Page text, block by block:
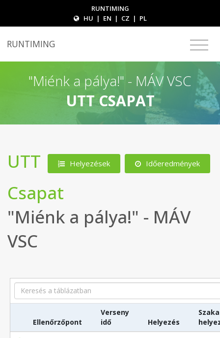
RUNTIMING
HU | EN | CZ | PL
RUNTIMING
"Miénk a pálya!" - MÁV VSC
UTT CSAPAT
Helyezések Időeredmények
UTT
Csapat
"Miénk a pálya!" - MÁV
VSC
Search
Ellenőrzőpont
Verseny
idő
Helyezés